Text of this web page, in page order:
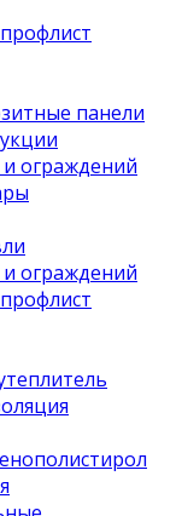
панели
ограждений
ограждений